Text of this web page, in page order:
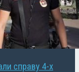
справу 4-х